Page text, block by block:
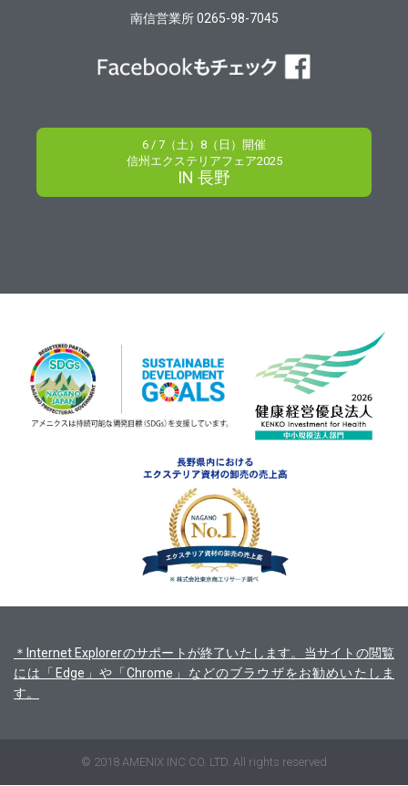
南信営業所 0265-98-7045
6 / 7（土）8（日）開催
信州エクステリアフェア2025
IN 長野
＊Internet Explorerのサポートが終了いたします。当サイトの閲覧
には「Edge」や「Chrome」などのブラウザをお勧めいたしま
す。
© 2018 AMENIX INC CO. LTD. All rights reserved